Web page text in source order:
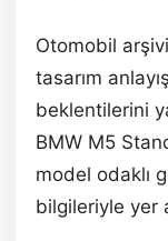
Otomobil
tasarım
beklentilerini
BMW M5
model odaklı
bilgileriyle yer